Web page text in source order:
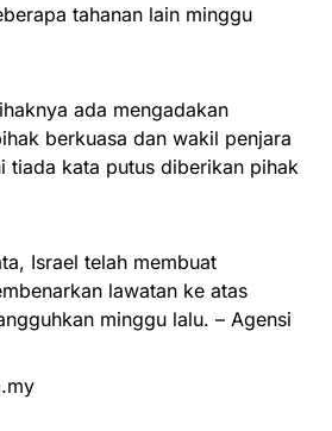
tahanan lain minggu
ada mengadakan
berkuasa dan wakil penjara
tiada kata putus diberikan pihak
Israel telah membuat
lawatan ke atas
minggu lalu. – Agensi